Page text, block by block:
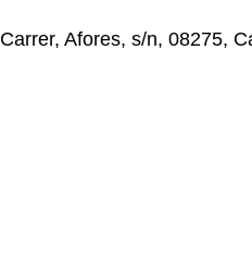
Carrer, Afores, s/n, 08275,